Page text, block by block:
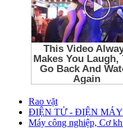
Rao vặt
ĐIỆN TỬ - ĐIỆN
Máy công nghiệp, Cơ